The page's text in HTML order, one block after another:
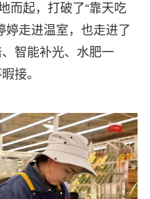
而起，打破了“靠天吃
婷走进温室，也走进了
智能补光、水肥一
接。